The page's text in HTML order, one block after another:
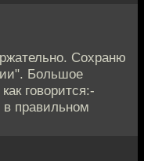
Сохраню
Большое
говорится:-
правильном